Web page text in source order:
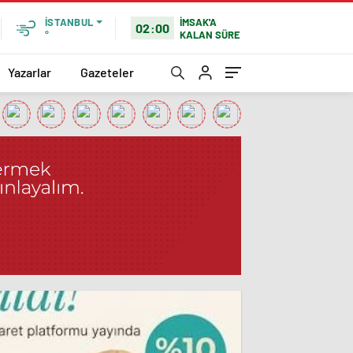
İSTANBUL
°
02:00
İMSAK'A
KALAN SÜRE
Yazarlar Gazeteler